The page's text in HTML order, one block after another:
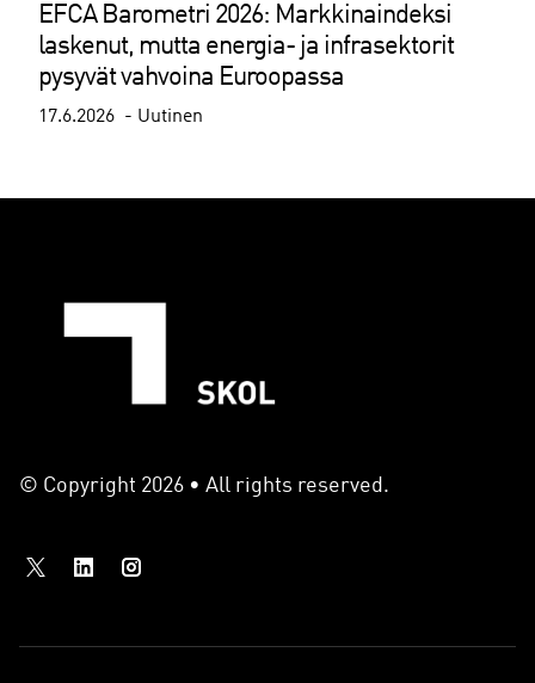
EFCA Barometri 2026: Markkinaindeksi
laskenut, mutta energia- ja infrasektorit
pysyvät vahvoina Euroopassa
17.6.2026 Uutinen
© Copyright 2026 • All rights reserved.